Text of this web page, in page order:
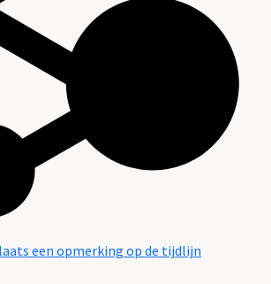
een opmerking op de tijdlijn